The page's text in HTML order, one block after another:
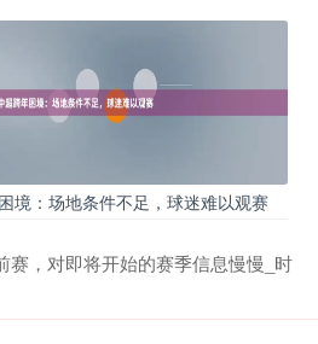
境：场地条件不足，球迷难以观赛
赛，对即将开始的赛季信息慢慢_时